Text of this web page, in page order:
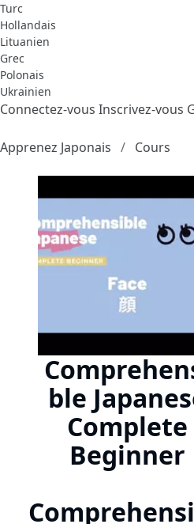
Turc
Hollandais
Lituanien
Grec
Polonais
Ukrainien
Connectez-vous Inscrivez-vous
Apprenez Japonais Cours
ble
Complete
Beginner